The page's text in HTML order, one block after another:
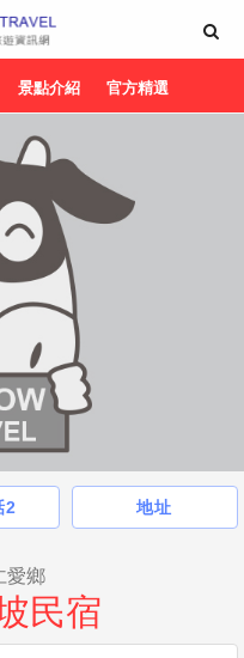
景點介紹 官方精選
2 地址
愛鄉
民宿